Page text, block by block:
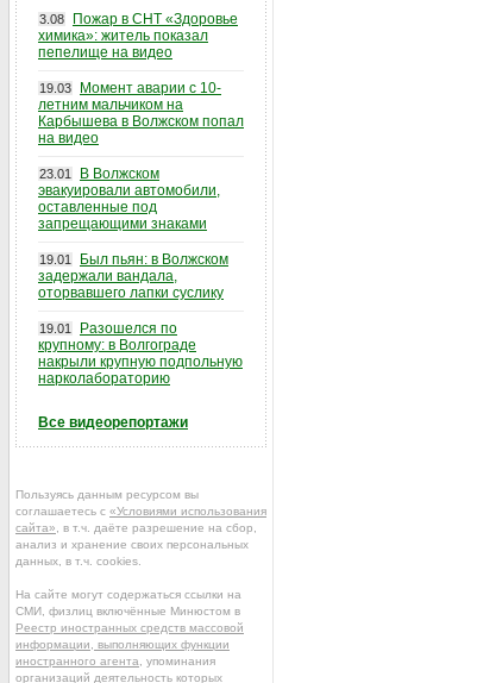
3.08
Пожар в СНТ «Здоровье
химика»: житель показал
пепелище на видео
19.03
Момент аварии с 10-
летним мальчиком на
Карбышева в Волжском попал
на видео
23.01
В Волжском
эвакуировали автомобили,
оставленные под
запрещающими знаками
19.01
Был пьян: в Волжском
задержали вандала,
оторвавшего лапки суслику
19.01
Разошелся по
крупному: в Волгограде
накрыли крупную подпольную
нарколабораторию
Все видеорепортажи
Пользуясь данным ресурсом вы
соглашаетесь с «Условиями использования
сайта» , в т.ч. даёте разрешение на сбор,
анализ и хранение своих персональных
данных, в т.ч. cookies.
На сайте могут содержаться ссылки на
СМИ, физлиц включённые Минюстом в
Реестр иностранных средств массовой
информации, выполняющих функции
иностранного агента , упоминания
организаций деятельность которых